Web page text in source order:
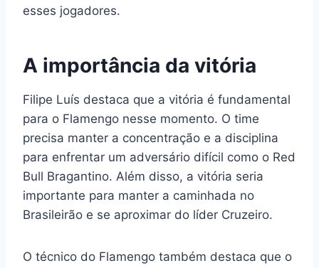
esses jogadores.
A importância da vitória
Filipe Luís destaca que a vitória é fundamental
para o Flamengo nesse momento. O time
precisa manter a concentração e a disciplina
para enfrentar um adversário difícil como o Red
Bull Bragantino. Além disso, a vitória seria
importante para manter a caminhada no
Brasileirão e se aproximar do líder Cruzeiro.
O técnico do Flamengo também destaca que o